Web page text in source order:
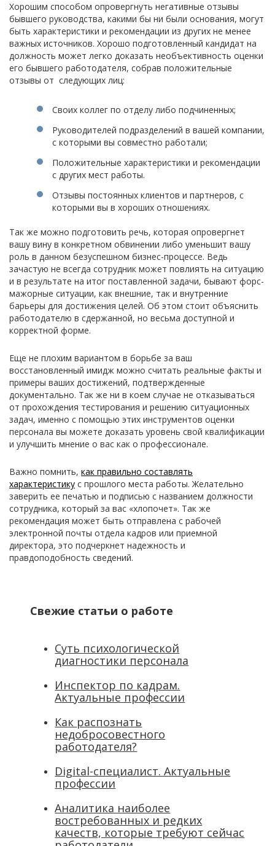
Хорошим способом опровергнуть негативные отзывы
бывшего руководства, какими бы ни были основания, могут
быть характеристики и рекомендации из других не менее
важных источников. Хорошо подготовленный кандидат на
должность может легко доказать необъективность оценки
его бывшего работодателя, собрав положительные
отзывы от следующих лиц:
Своих коллег по отделу либо подчиненных;
Руководителей подразделений в вашей компании,
с которыми вы совместно работали;
Положительные характеристики и рекомендации
с других мест работы.
Отзывы постоянных клиентов и партнеров, с
которыми вы в хороших отношениях.
Так же можно подготовить речь, которая опровергнет
вашу вину в конкретном обвинении либо уменьшит вашу
роль в данном безуспешном бизнес-процессе. Ведь
зачастую не всегда сотрудник может повлиять на ситуацию
и в результате на итог поставленной задачи, бывают форс-
мажорные ситуации, как внешние, так и внутренние
барьеры для достижения целей. Об этом стоит объяснить
работодателю в сдержанной, но весьма доступной и
корректной форме.
Еще не плохим вариантом в борьбе за ваш
восстановленный имидж можно считать реальные факты и
примеры ваших достижений, подтвержденные
документально. Так же ни в коем случае не отказываться
от прохождения тестирования и решению ситуационных
задач, именно с помощью этих инструментов оценки
персонала вы можете доказать уровень свой квалификации
и улучшить мнение о вас как о профессионале.
Важно помнить, как правильно составлять
характеристику с прошлого места работы. Желательно
заверить ее печатью и подписью с названием должности
сотрудника, который за вас «хлопочет». Так же
рекомендация может быть отправлена с рабочей
электронной почты отдела кадров или приемной
директора, это подчеркнет надежность и
правдоподобность сведений.
Свежие статьи о работе
Суть психологической
диагностики персонала
Инспектор по кадрам.
Актуальные профессии
Как распознать
недобросовестного
работодателя?
Digital-специалист. Актуальные
профессии
Аналитика наиболее
востребованных и редких
качеств, которые требуют сейчас